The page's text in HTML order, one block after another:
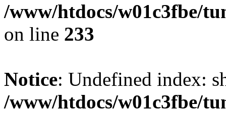
/www/htdocs/w01c3fbe/
on line 233
Notice: Undefined index:
/www/htdocs/w01c3fbe/